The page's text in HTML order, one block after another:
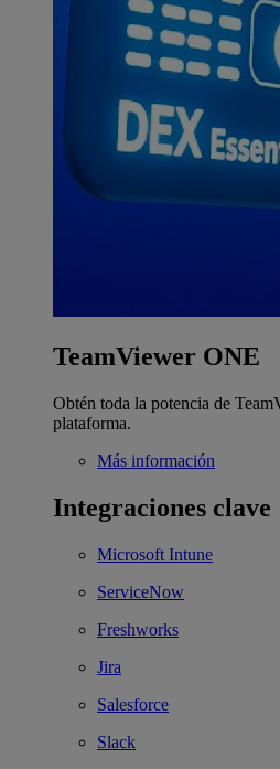
TeamViewer ONE
Obtén toda la potencia de
plataforma.
Más información
Integraciones clave
Microsoft Intune
ServiceNow
Freshworks
Jira
Salesforce
Slack